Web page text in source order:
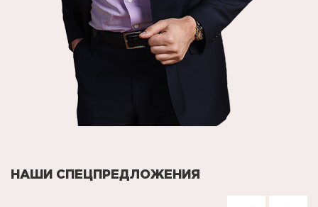
НАШИ СПЕЦПРЕДЛОЖЕНИЯ